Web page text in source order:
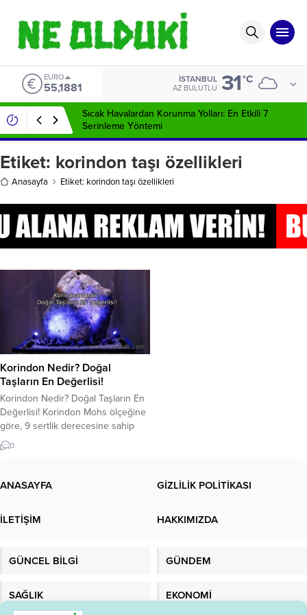
EURO
55,1881
İSTANBUL
AZ BULUTLU 31°C
Sıcak Havalardan Korunma Yolları: En Etkili 7
Serinleme Yöntemi
Etiket: korindon taşı özellikleri
Anasayfa Etiket: korindon taşı özellikleri
Korindon Nedir? Doğal
Taşların En Değerlisi!
Korindon Nedir? Doğal Taşların En
Değerlisi! Korindon Mohs ölçeğine
göre, 9 sertlik derecesine sahip
olan elmastan sonra en sert
mineral olarak doğada
kullanımlarının yanı sıra şeffaf
safir değerli takı taşı olarak aranılan
0
ANASAYFA GİZLİLİK POLİTİKASI
İLETİŞİM HAKKIMIZDA
GÜNCEL BİLGİ GÜNDEM
SAĞLIK EKONOMİ